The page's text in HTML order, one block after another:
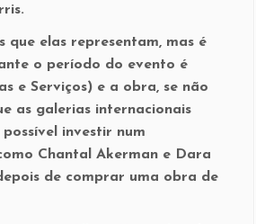
elas representam, mas é
o período do evento é
e Serviços) e a obra, se não
as galerias internacionais
investir num
Chantal Akerman e Dara
de comprar uma obra de